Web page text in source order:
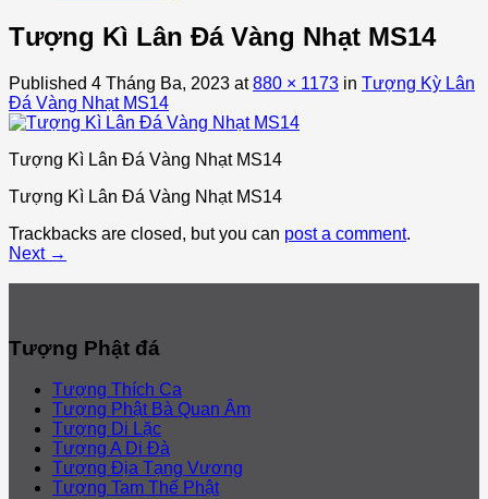
Tượng Kì Lân Đá Vàng Nhạt MS14
Published 4 Tháng Ba, 2023 at880 × 1173 in Tượng Kỳ Lân
Đá Vàng Nhạt MS14
Tượng Kì Lân Đá Vàng Nhạt MS14
Tượng Kì Lân Đá Vàng Nhạt MS14
Trackbacks are closed, but you can post a comment.
Next →
Tượng Phật đá
Tượng Thích Ca
Tượng Phật Bà Quan Âm
Tượng Di Lặc
Tượng A Di Đà
Tượng Địa Tạng Vương
Tượng Tam Thế Phật